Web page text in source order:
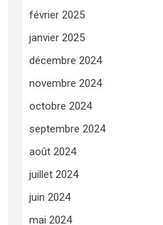
février 2025
janvier 2025
décembre 2024
novembre 2024
octobre 2024
septembre 2024
août 2024
juillet 2024
juin 2024
mai 2024